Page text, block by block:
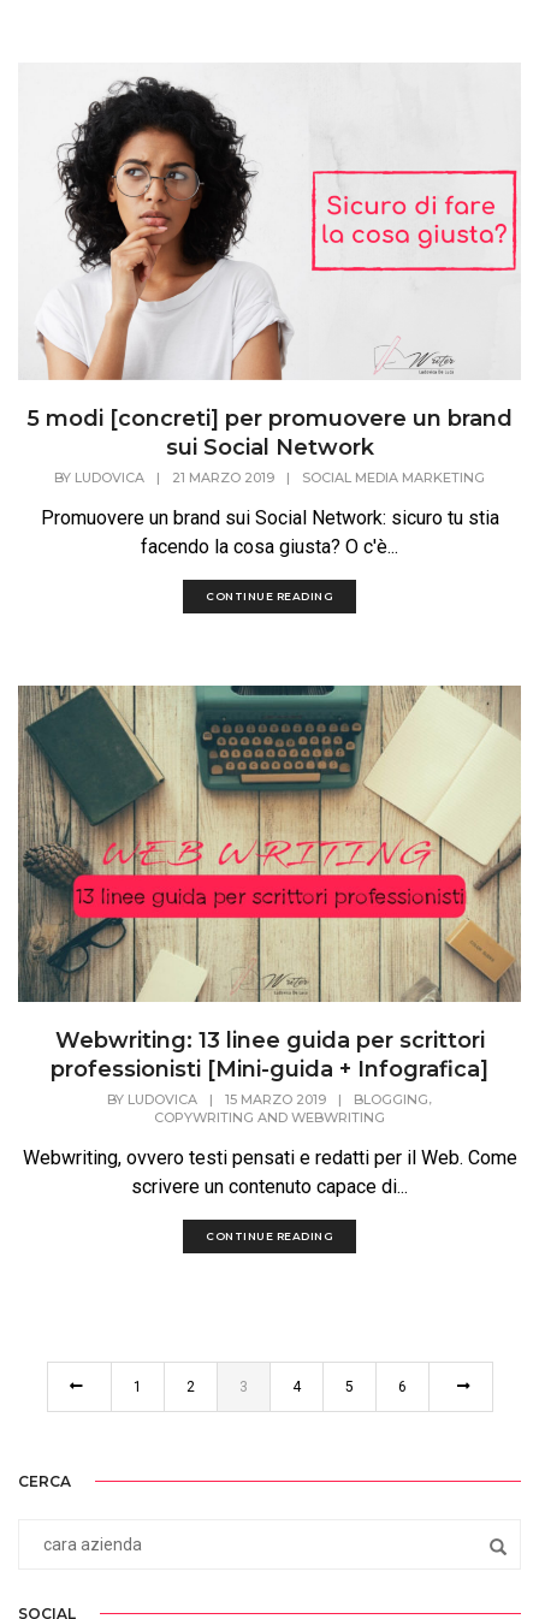
5 modi [concreti] per promuovere un brand
sui Social Network
BY LUDOVICA | 21 MARZO 2019 | SOCIAL MEDIA MARKETING
Promuovere un brand sui Social Network: sicuro tu stia
facendo la cosa giusta? O c'è...
CONTINUE READING
Webwriting: 13 linee guida per scrittori
professionisti [Mini-guida + Infografica]
BY LUDOVICA | 15 MARZO 2019 | BLOGGING,
COPYWRITING AND WEBWRITING
Webwriting, ovvero testi pensati e redatti per il Web. Come
scrivere un contenuto capace di...
CONTINUE READING
1 2 3 4 5 6
CERCA
SOCIAL